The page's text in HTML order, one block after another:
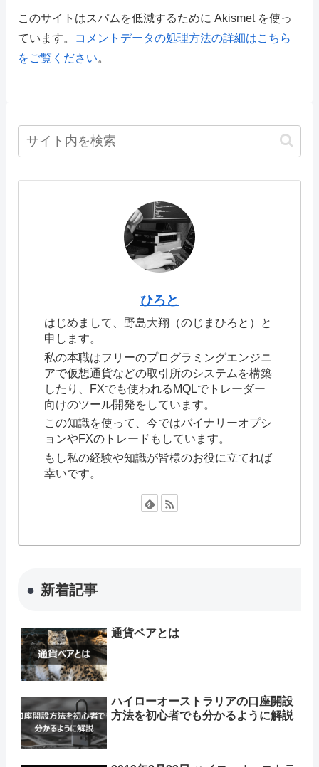
このサイトはスパムを低減するために Akismet を使っ
ています。
コメントデータの処理方法の詳細はこちら
をご覧ください。
ひろと
はじめまして、野島大翔（のじまひろと）と
申します。
私の本職はフリーのプログラミングエンジニ
アで仮想通貨などの取引所のシステムを構築
したり、FXでも使われるMQLでトレーダー
向けのツール開発をしています。
この知識を使って、今ではバイナリーオプシ
ョンやFXのトレードもしています。
もし私の経験や知識が皆様のお役に立てれば
幸いです。
新着記事
通貨ペアとは
ハイローオーストラリアの口座開設
方法を初心者でも分かるように解説